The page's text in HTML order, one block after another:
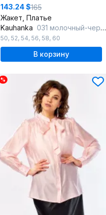
143.24 $165
Жакет, Платье
Kauhanka 031 молочный-черный
50, 52, 54, 56, 58, 60
В корзину
%